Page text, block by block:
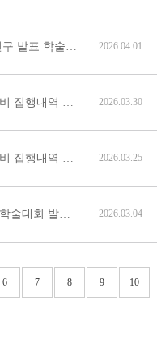
2026.04.01
2026.03.30
2026.03.25
2026.03.04
6 7 8 9 10